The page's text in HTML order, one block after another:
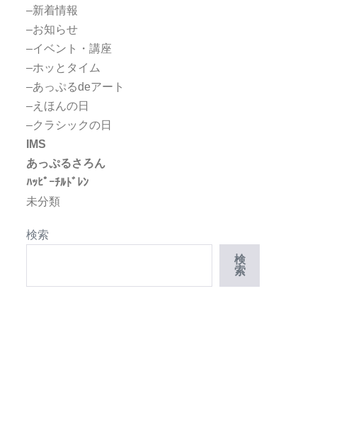
–新着情報
–お知らせ
–イベント・講座
–ホッとタイム
–あっぷるdeアート
–えほんの日
–クラシックの日
IMS
あっぷるさろん
ﾊｯﾋﾟｰﾁﾙﾄﾞﾚﾝ
未分類
検索
検
索